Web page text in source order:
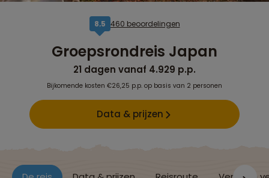
8,5 460 beoordelingen
Groepsrondreis Japan
21 dagen vanaf 4.929 p.p.
Bijkomende kosten €26,25 p.p. op basis van 2 personen
Data & prijzen